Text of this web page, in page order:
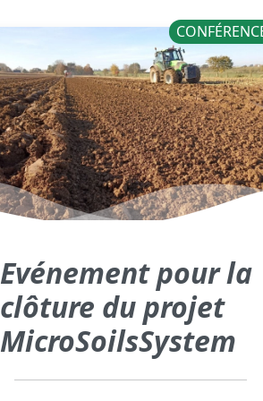
Evénement pour la
clôture du projet
MicroSoilsSystem